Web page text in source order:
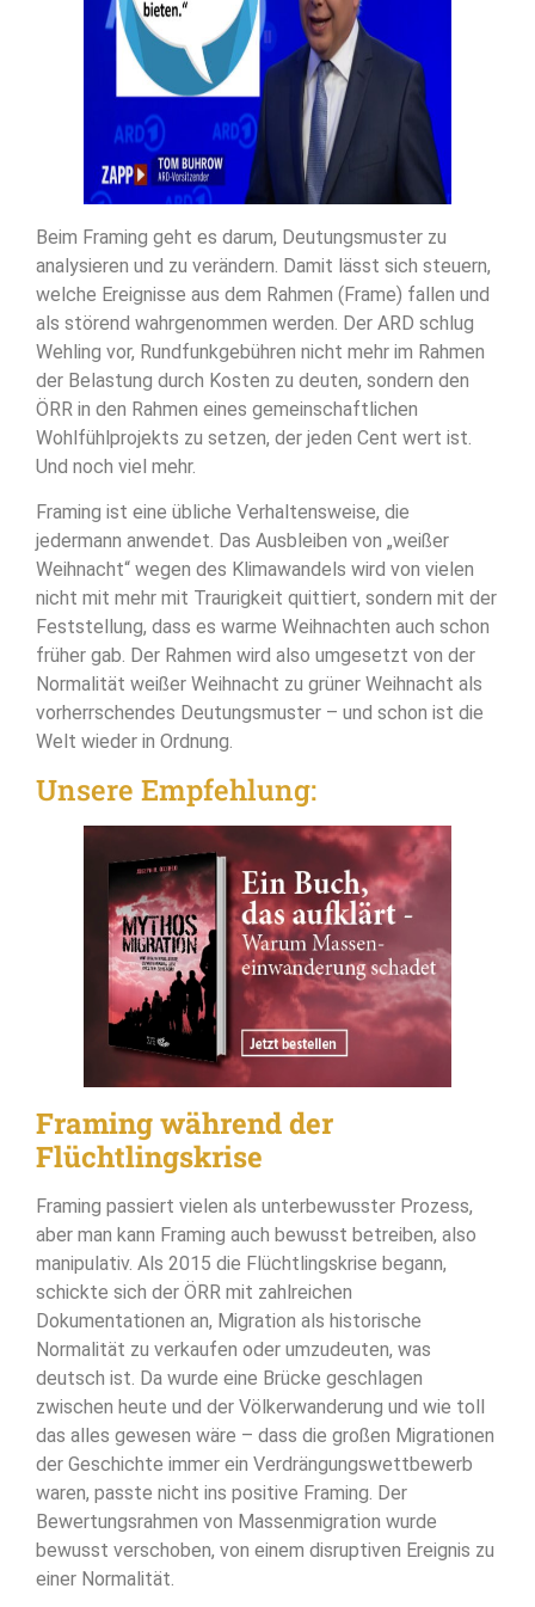
Beim Framing geht es darum, Deutungsmuster zu
analysieren und zu verändern. Damit lässt sich steuern,
welche Ereignisse aus dem Rahmen (Frame) fallen und
als störend wahrgenommen werden. Der ARD schlug
Wehling vor, Rundfunkgebühren nicht mehr im Rahmen
der Belastung durch Kosten zu deuten, sondern den
ÖRR in den Rahmen eines gemeinschaftlichen
Wohlfühlprojekts zu setzen, der jeden Cent wert ist.
Und noch viel mehr.
Framing ist eine übliche Verhaltensweise, die
jedermann anwendet. Das Ausbleiben von „weißer
Weihnacht“ wegen des Klimawandels wird von vielen
nicht mit mehr mit Traurigkeit quittiert, sondern mit der
Feststellung, dass es warme Weihnachten auch schon
früher gab. Der Rahmen wird also umgesetzt von der
Normalität weißer Weihnacht zu grüner Weihnacht als
vorherrschendes Deutungsmuster – und schon ist die
Welt wieder in Ordnung.
Unsere Empfehlung:
Framing während der
Flüchtlingskrise
Framing passiert vielen als unterbewusster Prozess,
aber man kann Framing auch bewusst betreiben, also
manipulativ. Als 2015 die Flüchtlingskrise begann,
schickte sich der ÖRR mit zahlreichen
Dokumentationen an, Migration als historische
Normalität zu verkaufen oder umzudeuten, was
deutsch ist. Da wurde eine Brücke geschlagen
zwischen heute und der Völkerwanderung und wie toll
das alles gewesen wäre – dass die großen Migrationen
der Geschichte immer ein Verdrängungswettbewerb
waren, passte nicht ins positive Framing. Der
Bewertungsrahmen von Massenmigration wurde
bewusst verschoben, von einem disruptiven Ereignis zu
einer Normalität.